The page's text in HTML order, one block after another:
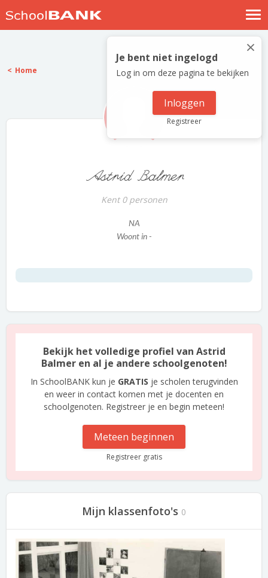
Nostalgische verhalen
Log in
Meld je gratis aan
×
Je bent niet ingelogd
Log in om deze pagina te bekijken
Inloggen
Registreer
Home
Astrid Balmer
Kent 0 personen
NA
Woont in -
Bekijk het volledige profiel van Astrid
Balmer en al je andere schoolgenoten!
In SchoolBANK kun je GRATIS je scholen terugvinden
en weer in contact komen met je docenten en
schoolgenoten. Registreer je en begin meteen!
Meteen beginnen
Registreer gratis
Mijn klassenfoto's 0